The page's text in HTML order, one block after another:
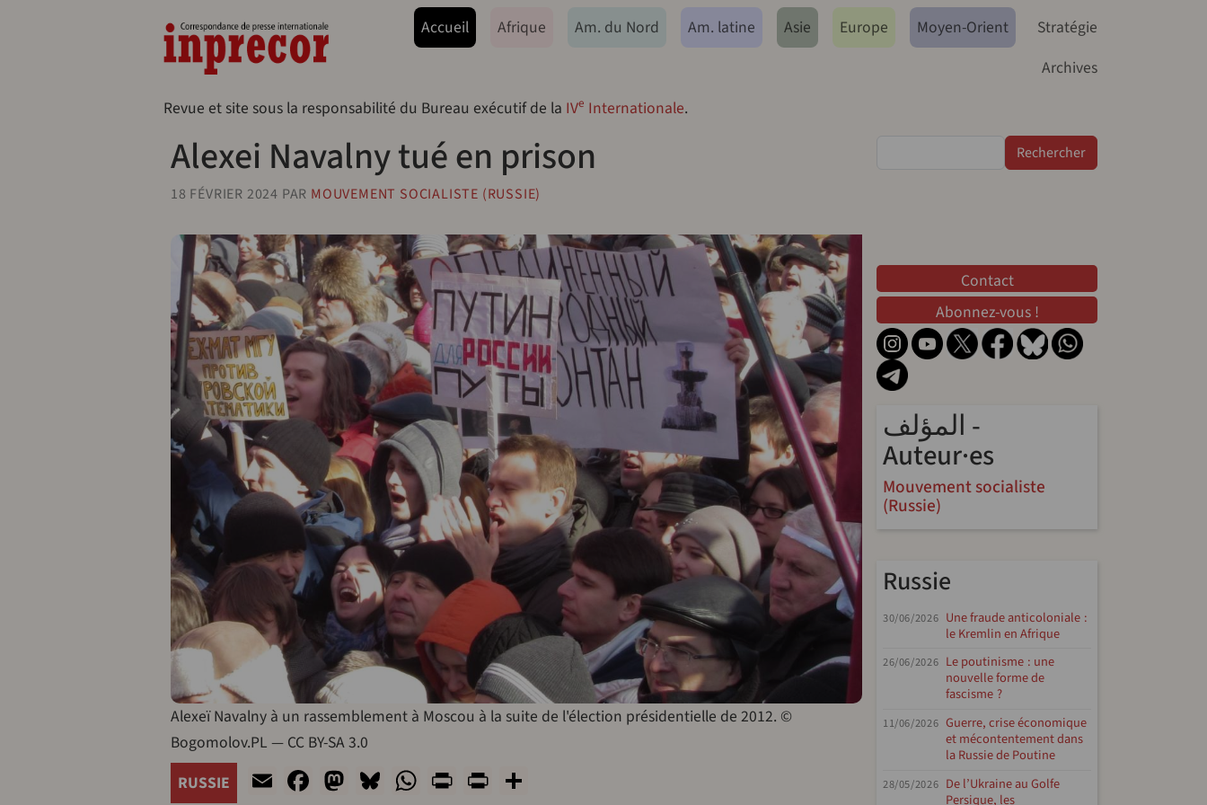
Navegação principal
Accueil Afrique Am. du Nord Am. latine Asie Europe Moyen-Orient
Stratégie
Archives
Revue et site sous la responsabilité du Bureau exécutif de la IVe Internationale.
Alexei Navalny tué en prison
18 FÉVRIER 2024 PAR MOUVEMENT SOCIALISTE (RUSSIE)
Alexeï Navalny à un rassemblement à Moscou à la suite de l'élection présidentielle de 2012. ©
Bogomolov.PL — CC BY-SA 3.0
RUSSIE
EmailFacebook
Mastodon
Bluesky
WhatsApp
PrintPrintFriendly
Contact
Abonnez-vous !
المؤلف -
Auteur·es
Mouvement socialiste
(Russie)
Russie
30/06/2026 Une fraude anticoloniale :
le Kremlin en Afrique
26/06/2026 Le poutinisme : une
nouvelle forme de
fascisme ?
11/06/2026 Guerre, crise économique
et mécontentement dans
la Russie de Poutine
28/05/2026 De l’Ukraine au Golfe
Persique, les